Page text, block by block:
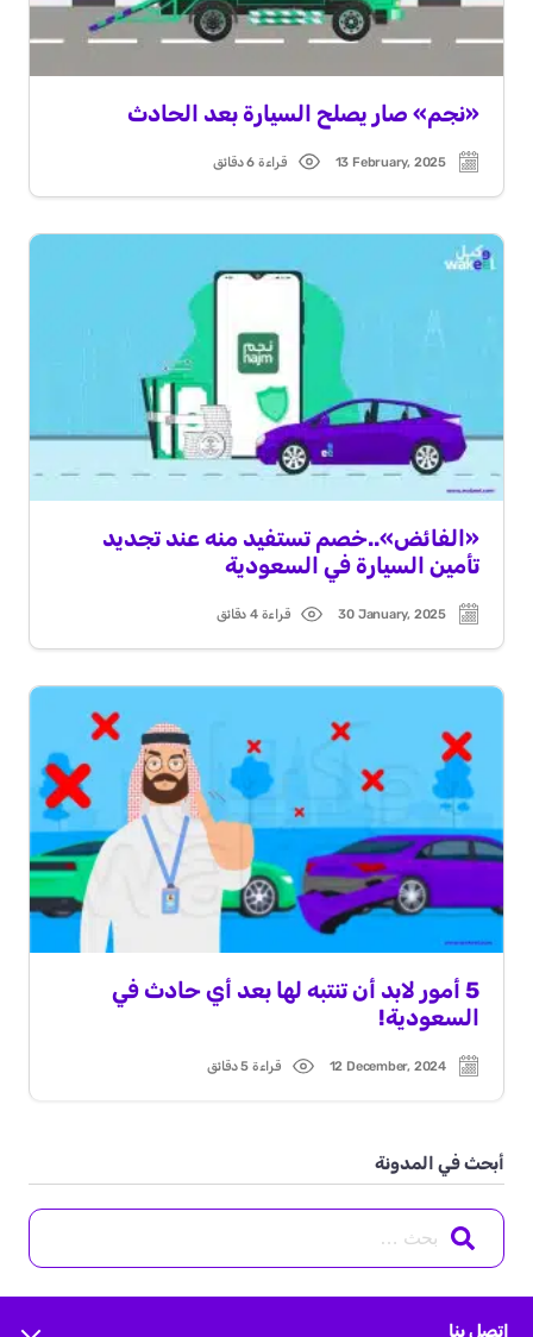
«نجم» صار يصلح السيارة بعد الحادث
Post
date
13 February, 2025
Read
time
قراءة 6 دقائق
«الفائض»..خصم تستفيد منه عند تجديد
تأمين السيارة في السعودية
Post
date
30 January, 2025
Read
time
قراءة 4 دقائق
5 أمور لابد أن تنتبه لها بعد أي حادث في
السعودية!
Post
12 December, 2024
Read
قراءة 5 دقائق
أبحث في المدونة
Search
اتصل بنا